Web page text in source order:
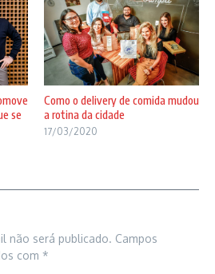
se
Como o delivery de comida mudou
a rotina da cidade
17/03/2020
não será publicado. Campos
com *